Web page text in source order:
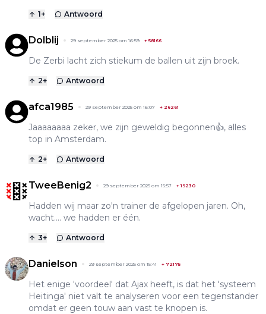
1+ Antwoord
Dolblij 29 september 2025 om 16:59 + 58166
De Zerbi lacht zich stiekum de ballen uit zijn broek.
2+ Antwoord
afca1985 29 september 2025 om 16:07 + 26261
Jaaaaaaaa zeker, we zijn geweldig begonnen👍, alles
top in Amsterdam.
2+ Antwoord
TweeBenig2 29 september 2025 om 15:57 +19230
Hadden wij maar zo'n trainer de afgelopen jaren. Oh,
wacht.... we hadden er één.
3+ Antwoord
Danielson 29 september 2025 om 15:41 + 72175
Het enige 'voordeel' dat Ajax heeft, is dat het 'systeem
Heitinga' niet valt te analyseren voor een tegenstander
omdat er geen touw aan vast te knopen is.